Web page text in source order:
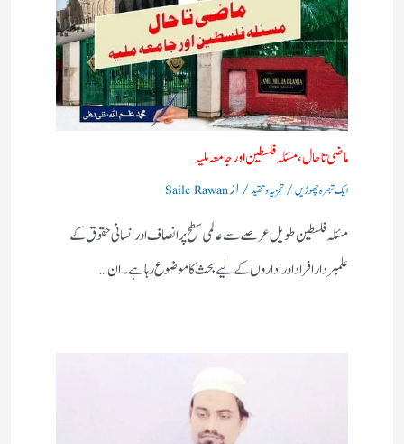
ماضی تا حال، مسئلہ فلسطین اور جامعہ ملیہ
ایک تبصرہ چھوڑیں/تجزیہ و تنقید/ ازSaile Rawan
مسئلہ فلسطین طویل عرصے سے عالمی سطح پر انصاف اور انسانی حقوق کے
علمبردار افراد اور اداروں کے لیے بحث کا موضوع رہا ہے۔ ان…